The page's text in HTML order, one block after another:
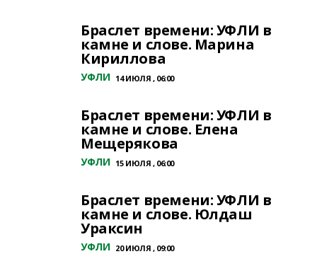
Браслет времени: УФЛИ в
камне и слове. Марина
Кириллова
УФЛИ 14 ИЮЛЯ , 06:00
Браслет времени: УФЛИ в
камне и слове. Елена
Мещерякова
УФЛИ 15 ИЮЛЯ , 06:00
Браслет времени: УФЛИ в
камне и слове. Юлдаш
Ураксин
УФЛИ 20 ИЮЛЯ , 09:00